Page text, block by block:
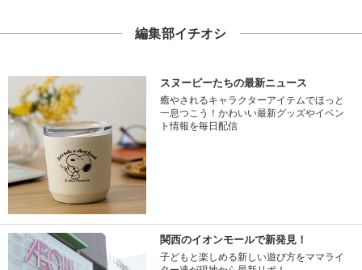
編集部イチオシ
スヌーピーたちの最新ニュース
癒やされるキャラクターアイテムでほっと
一息つこう！かわいい最新グッズやイベン
ト情報を毎日配信
関西のイオンモールで新発見！
子どもと楽しめる新しい遊び方をママライ